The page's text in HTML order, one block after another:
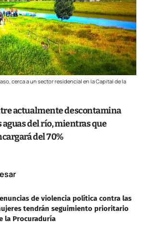
cerca a un sector residencial en la Capital de la
actualmente descontamina
aguas del río, mientras que
del 70%
de violencia política contra las
tendrán seguimiento prioritario
la Procuraduría